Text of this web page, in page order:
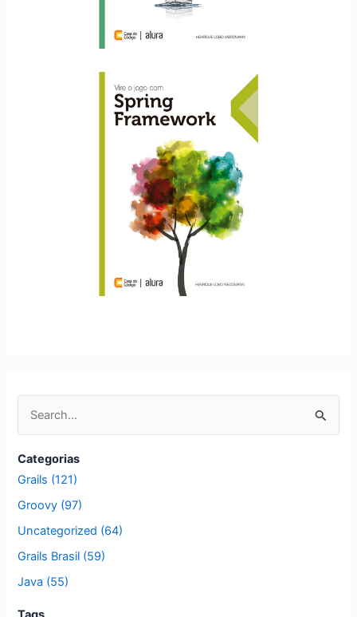
s
q
u
r
p
Categorias
Grails (121)
Groovy (97)
Uncategorized (64)
Grails Brasil (59)
Java (55)